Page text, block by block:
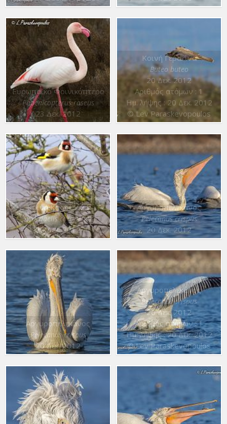
Ευρωπαϊκό Φοινικόπτερο
Phoenicopterus roseus
23 Δεκ. 2012
Κοινή Γερακίνα
Buteo buteo
20 Δεκ. 2012
Αριθμός ατόμων : 1
Ημ. λήψης : 20 Δεκ. 2012
© Lev Paraskevopoulos
Κοινή Καρδερίνα
Carduelis carduelis
20 Δεκ. 2012
Αργυροπελεκάνος
Pelecanus crispus
20 Δεκ. 2012
Αργυροπελεκάνος
Pelecanus crispus
20 Δεκ. 2012
Αργυροπελεκάνος
Pelecanus crispus
20 Δεκ. 2012
Αριθμός ατόμων : 1
Ημ. λήψης : 20 Δεκ. 2012
© Lev Paraskevopoulos